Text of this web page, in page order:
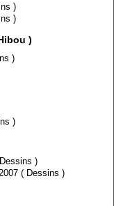
1996 ( Dessins )
1996 ( Dessins )
puis Hibou )
( Dessins )
1995 ( Dessins )
• Tome 1 : Au service du Roy / Mai 2006 ( Dessins )
• Tome 2 : Derniers services au Roy / Mai 2007 ( Dessins )